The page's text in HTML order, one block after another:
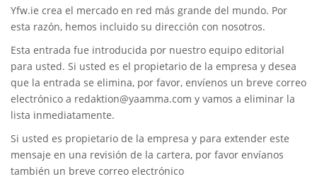
Yfw.ie crea el mercado en red más grande del mundo. Por
esta razón, hemos incluido su dirección con nosotros.
Esta entrada fue introducida por nuestro equipo editorial
para usted. Si usted es el propietario de la empresa y desea
que la entrada se elimina, por favor, envíenos un breve correo
electrónico a redaktion@yaamma.com y vamos a eliminar la
lista inmediatamente.
Si usted es propietario de la empresa y para extender este
mensaje en una revisión de la cartera, por favor envíanos
también un breve correo electrónico